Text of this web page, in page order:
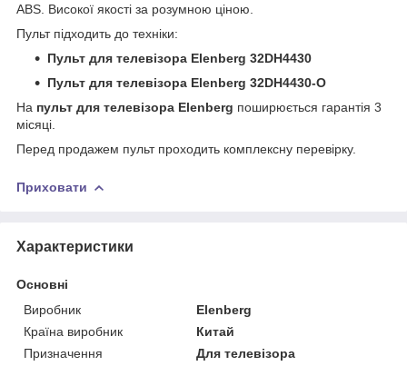
ABS. Високої якості за розумною ціною.
Пульт підходить до техніки:
Пульт для телевізора Elenberg 32DH4430
Пульт для телевізора Elenberg 32DH4430-O
На пульт для телевізора Elenberg поширюється гарантія 3
місяці.
Перед продажем пульт проходить комплексну перевірку.
Приховати
Характеристики
Основні
Виробник
Elenberg
Країна виробник
Китай
Призначення
Для телевізора